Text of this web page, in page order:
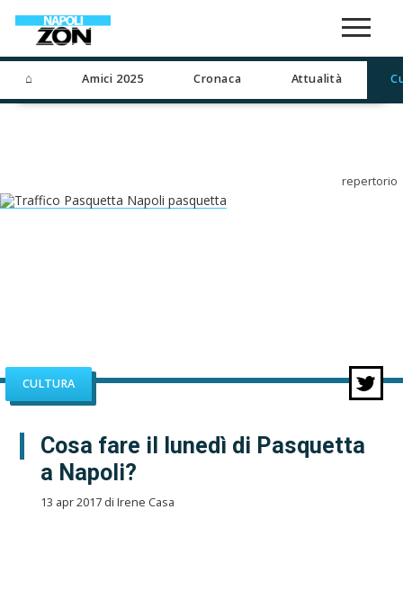
⌂ Amici 2025 Cronaca Attualità
repertorio
CULTURA
Cosa fare il lunedì di Pasquetta
a Napoli?
13 apr 2017 di Irene Casa